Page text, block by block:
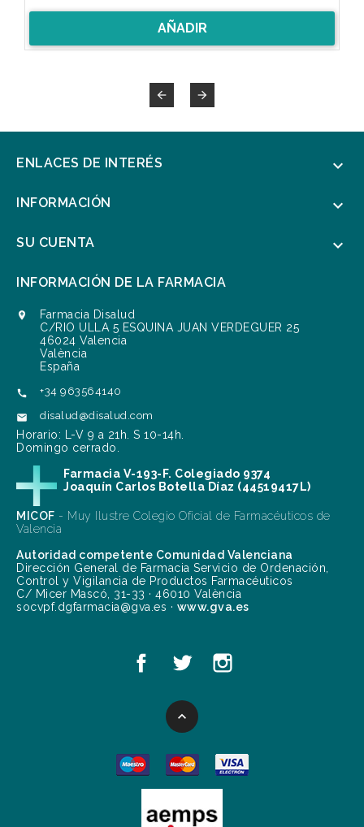
AÑADIR
 
ENLACES DE INTERÉS 
INFORMACIÓN 
SU CUENTA 
INFORMACIÓN DE LA FARMACIA

Farmacia Disalud
C/RIO ULLA 5 ESQUINA JUAN VERDEGUER 25
46024 Valencia
València
España
 +34 963564140
 disalud@disalud.com
Horario: L-V 9 a 21h. S 10-14h.
Domingo cerrado.
Farmacia V-193-F. Colegiado 9374
Joaquín Carlos Botella Díaz (44519417L)
MICOF - Muy Ilustre Colegio Oficial de Farmacéuticos de
Valencia
Autoridad competente Comunidad Valenciana
Dirección General de Farmacia Servicio de Ordenación,
Control y Vigilancia de Productos Farmacéuticos
C/ Micer Mascó, 31-33 · 46010 València
socvpf.dgfarmacia@gva.es · www.gva.es
